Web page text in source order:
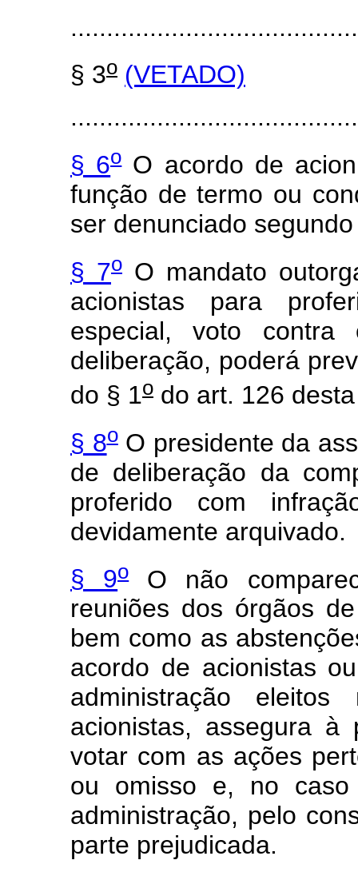
§ 3o (VETADO)
§ 6oO acordo de
função de termo ou
ser denunciado
§ 7o O mandato
acionistas para
especial, voto
deliberação, poderá
do § 1o do art. 126
§ 8oO presidente da
de deliberação da
proferido com
devidamente arquivado.
§ 9oO não
reuniões dos órgãos
bem como as
acordo de acionistas
administração
acionistas, assegura
votar com as ações
ou omisso e, no
administração, pelo
parte prejudicada.